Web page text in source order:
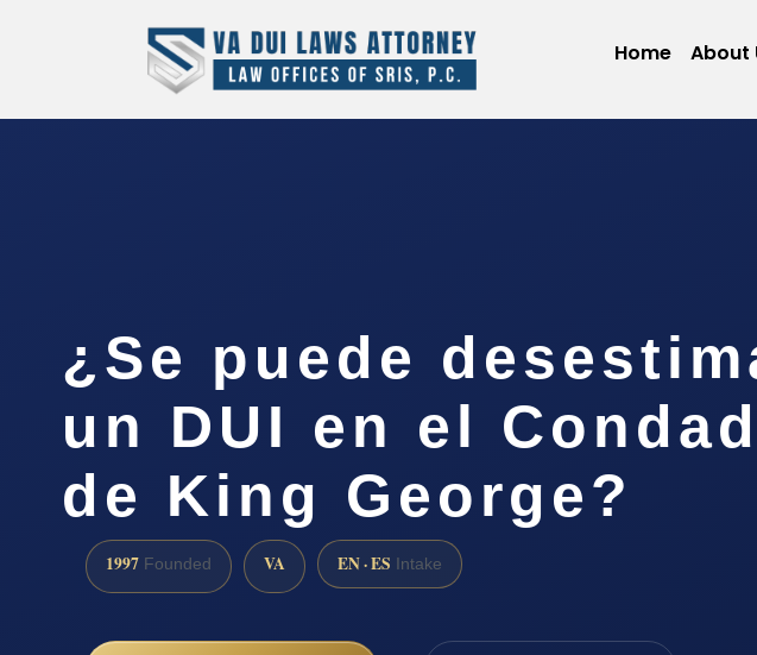
Home About
¿Se puede
un DUI en el
de King George?
1997 Founded VA EN · ES Intake